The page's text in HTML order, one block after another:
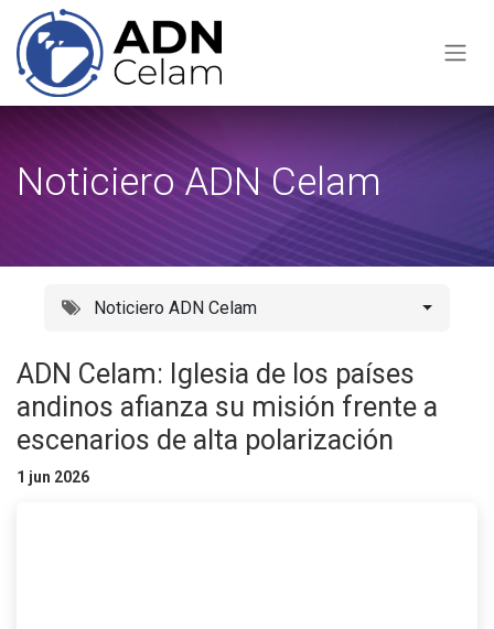
Ir al contenido
Noticiero ADN Celam
Noticiero ADN Celam
ADN Celam: Iglesia de los países
andinos afianza su misión frente a
escenarios de alta polarización
1 jun 2026